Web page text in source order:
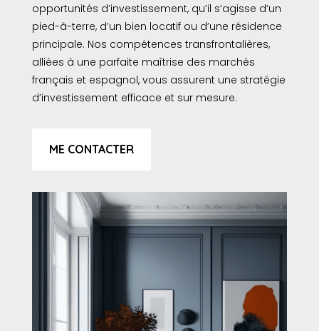
opportunités d’investissement, qu’il s’agisse d’un
pied-à-terre, d’un bien locatif ou d’une résidence
principale. Nos compétences transfrontalières,
alliées à une parfaite maîtrise des marchés
français et espagnol, vous assurent une stratégie
d’investissement efficace et sur mesure.
ME CONTACTER